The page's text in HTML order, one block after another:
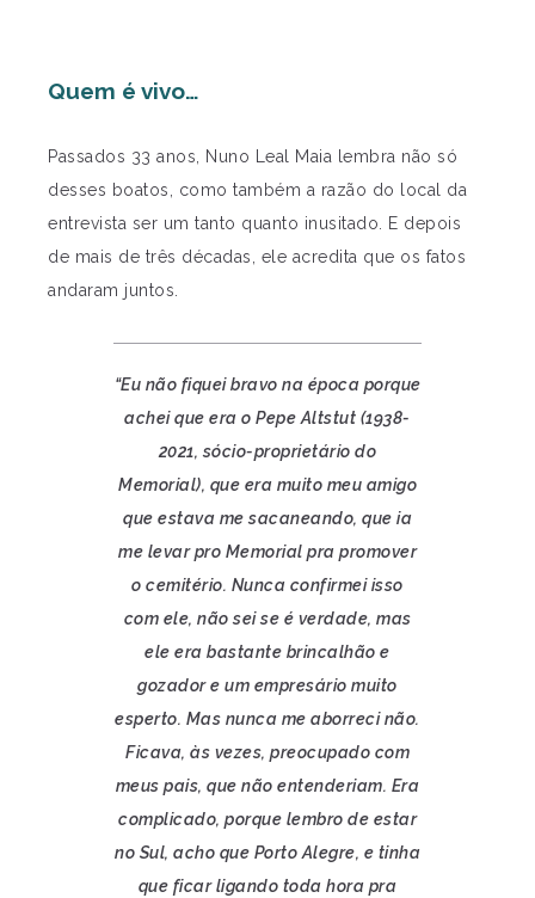
Quem é vivo…
Passados 33 anos, Nuno Leal Maia lembra não só
desses boatos, como também a razão do local da
entrevista ser um tanto quanto inusitado. E depois
de mais de três décadas, ele acredita que os fatos
andaram juntos.
“Eu não fiquei bravo na época porque
achei que era o Pepe Altstut (1938-
2021, sócio-proprietário do
Memorial), que era muito meu amigo
que estava me sacaneando, que ia
me levar pro Memorial pra promover
o cemitério. Nunca confirmei isso
com ele, não sei se é verdade, mas
ele era bastante brincalhão e
gozador e um empresário muito
esperto. Mas nunca me aborreci não.
Ficava, às vezes, preocupado com
meus pais, que não entenderiam. Era
complicado, porque lembro de estar
no Sul, acho que Porto Alegre, e tinha
que ficar ligando toda hora pra